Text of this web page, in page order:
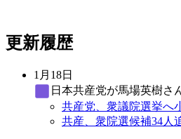
更新履歴
1月18日
日本共産党が馬場英樹さ
共産党、衆議院選挙へ
共産、衆院選候補34人